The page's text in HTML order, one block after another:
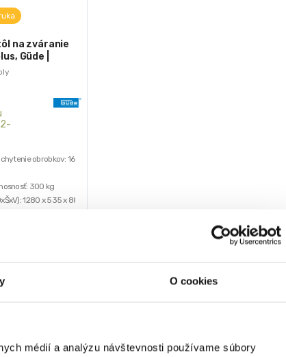
O cookies
médií a analýzu návštevnosti používame súbory
na zváranie
Güde |
obrobkov: 16
300 kg
1280 x 535 x 885
DPH)